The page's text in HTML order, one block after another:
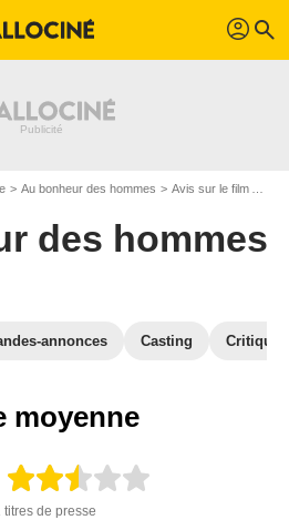
profil search
Au bonheur des hommes Avis sur le film Au bonheur des hommes
des hommes
annonces Casting
moyenne
titres de presse